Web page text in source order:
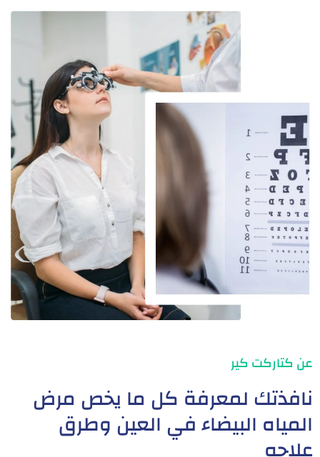
عن كتاركت كير
نافذتك لمعرفة كل ما يخص مرض
المياه البيضاء في العين وطرق